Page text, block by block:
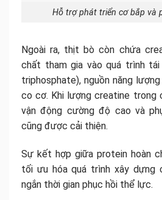
Hỗ trợ phát triển cơ bắp và
Ngoài ra, thịt bò còn chứa
chất tham gia vào quá trình
triphosphate), nguồn năng
co cơ. Khi lượng creatine trong
vận động cường độ cao và
cũng được cải thiện.
Sự kết hợp giữa protein hoàn
tối ưu hóa quá trình xây dựng
ngắn thời gian phục hồi thể lực.